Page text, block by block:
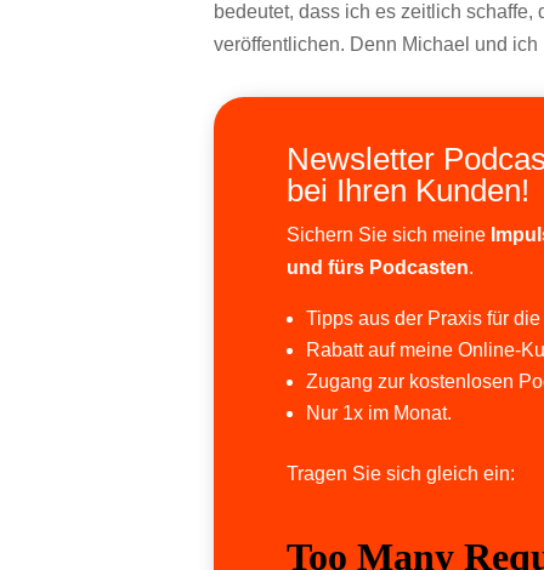
bedeutet, dass ich es zeitlich
veröffentlichen. Denn Michael und
Newsletter
bei Ihren Kunden!
Sichern Sie sich meine
und fürs Podcasten.
Tipps aus der Praxis für
Rabatt auf meine Online-
Zugang zur kostenlosen
Nur 1x im Monat.
Tragen Sie sich gleich ein: